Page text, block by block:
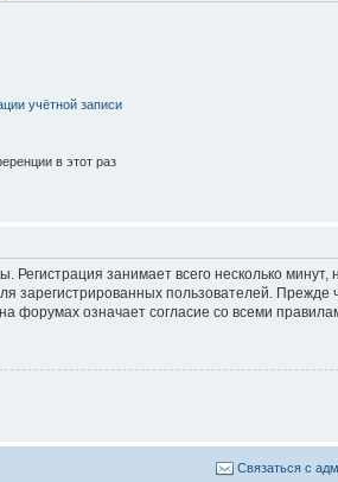
учётной записи
в этот раз
занимает всего несколько
зарегистрированных пользователей.
форумах означает согласие со всеми
Связаться с